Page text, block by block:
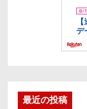
最近の投稿